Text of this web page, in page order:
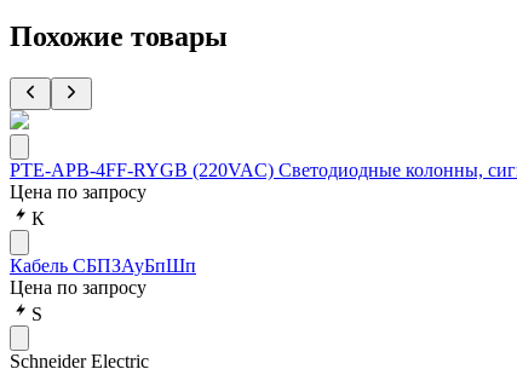
Похожие товары
PTE-APB-4FF-RYGB (220VAC) Светодиодные колонны,
Цена по запросу
К
Кабель СБПЗАуБпШп
Цена по запросу
S
Schneider Electric